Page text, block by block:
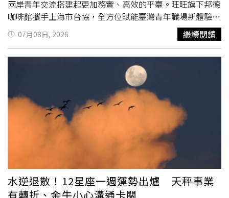
讓整體運勢持續上升。
利。感情方面別把所有責任都攬在自己身上，適時傾訴反而
能讓彼此更理解。●處女座本週處女座人際運持續升溫。巨
蟹新月為你帶來新的朋友圈與合作機會，也適合加入社團、
課程或拓展人脈。水逆第三週則讓舊朋友重新聯繫，或有過
去的合作再次展開。感情方面容易從朋友慢慢發展成更深厚
的關係，值得期待。●天秤座本週天秤座事業將迎來新的發
展契機。巨蟹新月讓你開始思考未來方向，也可能迎來新的
工作任務或升遷機會。水逆提醒重要文件及合作細節務必再
次確認。感情方面因工作忙碌容易忽略另一半，多花些時間
陪伴，將有助於感情升溫。●天蠍座本週天蠍座適合拓展視
野與重新規劃人生藍圖。巨蟹新月帶來學習、旅行與進修的
新機會，也可能開始新的計畫。水逆讓舊有目標重新調整，
更符合現在的需求。感情方面共同成長比浪漫更重要，彼此
支持將讓關係更加穩固。●射手座本週射手座共享資源與財
務議題受到關注。巨蟹新月有助於整理保險、投資、貸款或
共同財務，也適合放下對金錢的焦慮。水逆期間避免倉促簽
兩岸青年交流搭建起更加務實、高效的平臺。旺旺旗下邦德
咖啡館攜手上海市台協，全方位賦能臺灣青年職場新體驗。
（圖片提供／邦德咖啡館）作為本次活動的主辦方，邦德咖
啡館圍繞“學習+實踐”精心設計體驗內容。學員們首先走
進旺旺集團總部，近距離瞭解大陸消費品牌的發展歷程、創
新理念及企業文化，對大陸消費市場和產業發展有了更加直
觀的認識。活動期間，旺旺集團總經理、邦德咖啡館創始人
蔡旺庭專程來到現場，與臺灣青年面對面交流，分享自己多
年深耕消費產業與品牌創新的豐富經驗，更傾聽臺灣年輕人
的想法，為他們跨海逐夢的勇氣點贊，他鼓勵臺灣年輕人要
勇於嘗試，從過去走馬觀花看一看，升級為深度實戰體驗，
把握兩岸交流帶來的發展機會。旺旺旗下邦德咖啡館攜手上
海市台協，全方位賦能臺灣青年職場新體驗。（圖片提供／
邦德咖啡館）蔡旺庭表示："年輕人最重要的是開闊自己的
視野。希望大家通過這次體驗，不只是學會做一杯咖啡，更
能從產品製作、門店運營、顧客服務，到供應鏈管理、數位
07月08日, 2026 繼續閱讀
水逆退散！12星座一週運勢出爐 天秤事業
有轉折、金牛小心溝通卡關